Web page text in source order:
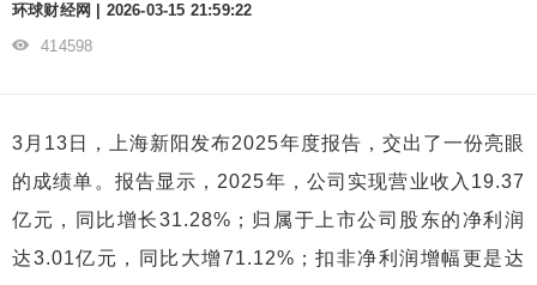
环球财经网 | 2026-03-15 21:59:22
414598
3月13日，上海新阳发布2025年度报告，交出了一份亮眼
的成绩单。报告显示，2025年，公司实现营业收入19.37
亿元，同比增长31.28%；归属于上市公司股东的净利润
达3.01亿元，同比大增71.12%；扣非净利润增幅更是达